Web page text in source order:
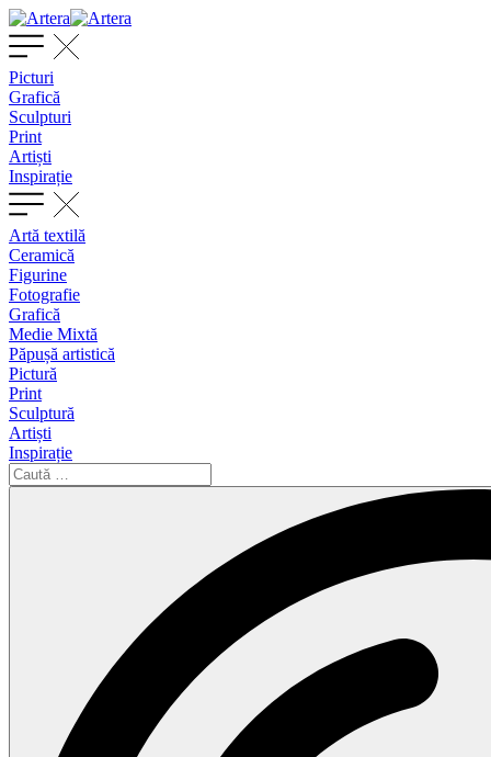
Picturi
Grafică
Sculpturi
Print
Artiști
Inspirație
Artă textilă
Ceramică
Figurine
Fotografie
Grafică
Medie Mixtă
Păpușă artistică
Pictură
Print
Sculptură
Artiști
Inspirație